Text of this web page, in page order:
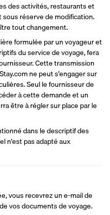
des activités, restaurants et
réserve de modification.
tout changement.
formulée par un voyageur et
du service de voyage, fera
Cette transmission
ne peut s'engager sur
Seul le fournisseur de
à cette demande et un
être à régler sur place par le
dans le descriptif des
n'est pas adapté aux
vous recevrez un e-mail de
vos documents de voyage.